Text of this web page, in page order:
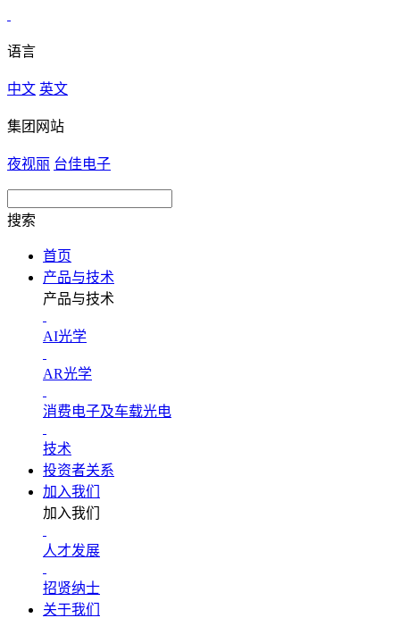
语言
中文 英文
集团网站
夜视丽 台佳电子
搜索
首页
产品与技术
产品与技术
AI光学
AR光学
消费电子及车载光电
技术
投资者关系
加入我们
加入我们
人才发展
招贤纳士
关于我们